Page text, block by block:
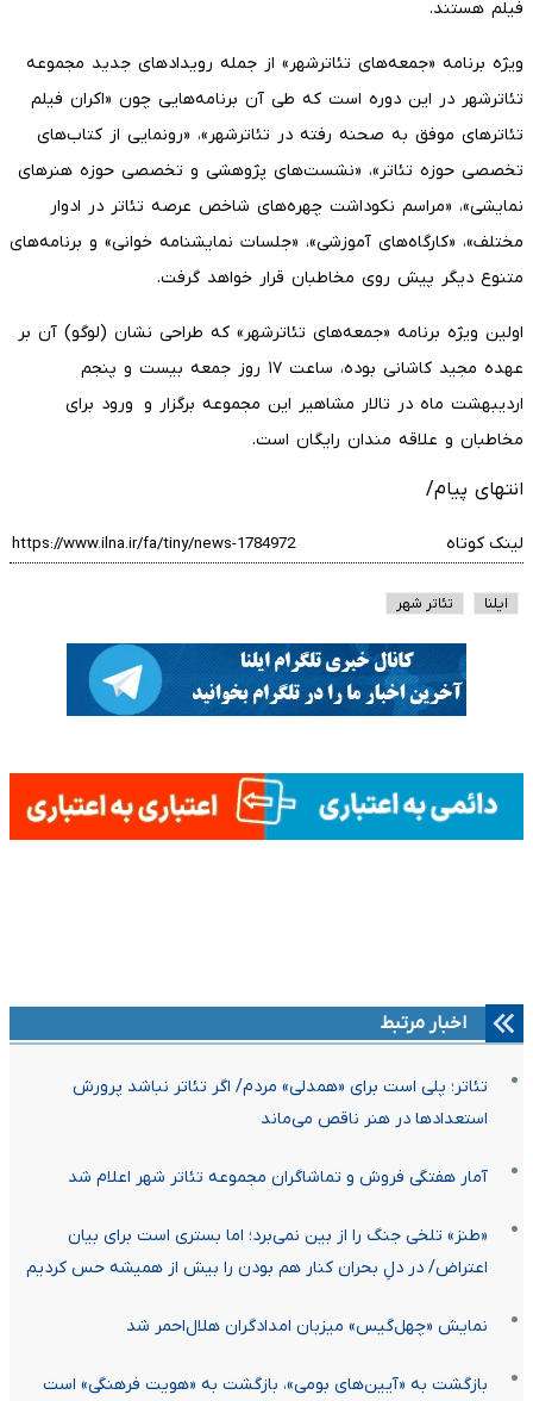
فیلم هستند.
ویژه برنامه «جمعه‌های تئاترشهر» از جمله رویدادهای جدید مجموعه
تئاترشهر در این دوره است که طی آن برنامه‌هایی چون «اکران فیلم
تئاترهای موفق به صحنه رفته در تئاترشهر»، «رونمایی از کتاب‌های
تخصصی حوزه تئاتر»، «نشست‌های پژوهشی و تخصصی حوزه هنرهای
نمایشی»، «مراسم نکوداشت چهره‌های شاخص عرصه تئاتر در ادوار
مختلف»، «کارگاه‌های آموزشی»، «جلسات نمایشنامه خوانی» و برنامه‌های
متنوع دیگر پیش روی مخاطبان قرار خواهد گرفت.
اولین ویژه برنامه «جمعه‌های تئاترشهر» که طراحی نشان (لوگو) آن بر
عهده مجید کاشانی بوده، ساعت ۱۷ روز جمعه بیست و پنجم
اردیبهشت ماه در تالار مشاهیر این مجموعه برگزار و ورود برای
مخاطبان و علاقه مندان رایگان است.
انتهای پیام/
لینک کوتاه
ایلنا تئاتر شهر
اخبار مرتبط
تئاتر؛ پلی است برای «همدلی» مردم/ اگر تئاتر نباشد پرورش
استعدادها در هنر ناقص می‌ماند
آمار هفتگی فروش و تماشاگران مجموعه تئاتر شهر اعلام شد
«طنز» تلخی جنگ را از بین نمی‌برد؛ اما بستری است برای بیان
اعتراض/ در دلِ بحران کنار هم بودن را بیش از همیشه حس کردیم
نمایش «چهل‌گیس» میزبان امدادگران هلال‌احمر شد
بازگشت به «آیین‌های بومی»، بازگشت به «هویت فرهنگی» است